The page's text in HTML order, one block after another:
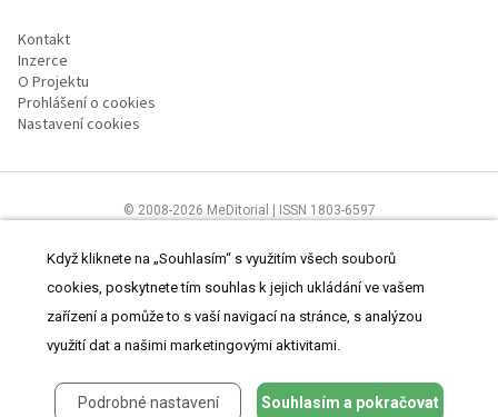
Kontakt
Inzerce
O Projektu
Prohlášení o cookies
Nastavení cookies
© 2008-2026 MeDitorial | ISSN 1803-6597
Čtěte prohlášeníaZásady zpracování osobních údajů
Když kliknete na „Souhlasím“ s využitím všech souborů
cookies, poskytnete tím souhlas k jejich ukládání ve vašem
zařízení a pomůže to s vaší navigací na stránce, s analýzou
využití dat a našimi marketingovými aktivitami.
Podrobné nastavení Souhlasím a pokračovat